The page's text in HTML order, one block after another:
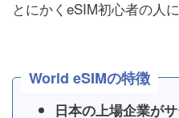
とにかくeSIM初心者の人
World eSIMの特徴
日本の上場企業が